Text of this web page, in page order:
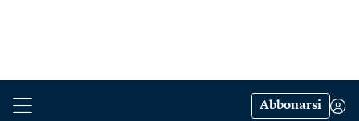
Abbonarsi